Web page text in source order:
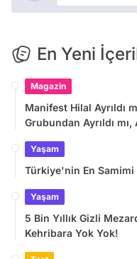
En Yeni
Magazin
Manifest Hilal Ayrıldı
Grubundan Ayrıldı mı,
Yaşam
Türkiye'nin En Samimi
Yaşam
5 Bin Yıllık Gizli
Kehribara Yok Yok!